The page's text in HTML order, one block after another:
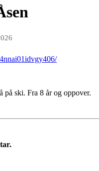
på ski. Fra 8 år og oppover.